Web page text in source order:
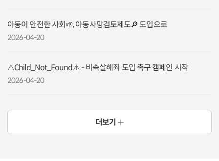
아동이 안전한 사회🌱, 아동사망검토제도🔎 도입으로
2026-04-20
⚠️Child_Not_Found⚠️ - 비속살해죄 도입 촉구 캠페인 시작
2026-04-20
더보기